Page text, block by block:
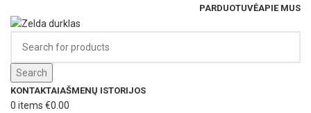
PARDUOTUVĖAPIE MUS
Search
KONTAKTAIAŠMENŲ ISTORIJOS
0 items €0.00